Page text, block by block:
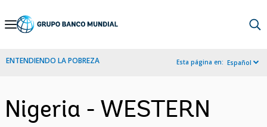
Skip
Navigation
ENTENDIENDO LA POBREZA Esta página en: Español
Nigeria - WESTERN